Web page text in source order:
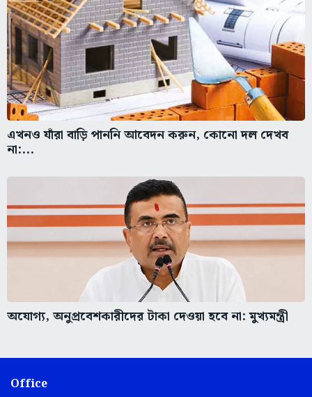
এখনও যাঁরা বাড়ি পাননি আবেদন করুন, কোনো দল দেখব
না:...
অযোগ্য, অনুপ্রবেশকারীদের টাকা দেওয়া হবে না: মুখ্যমন্ত্রী
Office